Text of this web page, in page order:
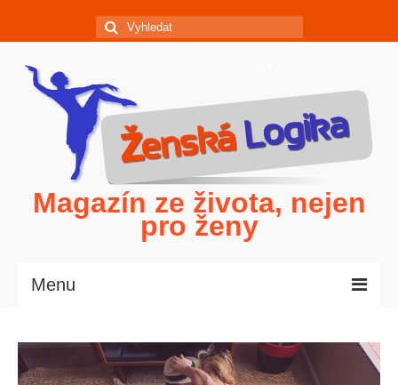
Magazín ze života, nejen
pro ženy
Menu
Politika očima žen